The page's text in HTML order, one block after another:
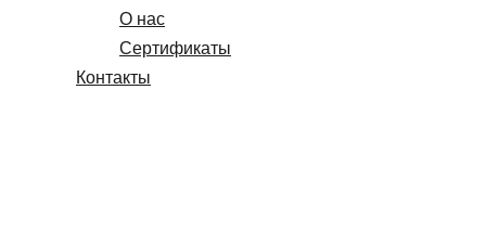
О нас
Сертификаты
Контакты